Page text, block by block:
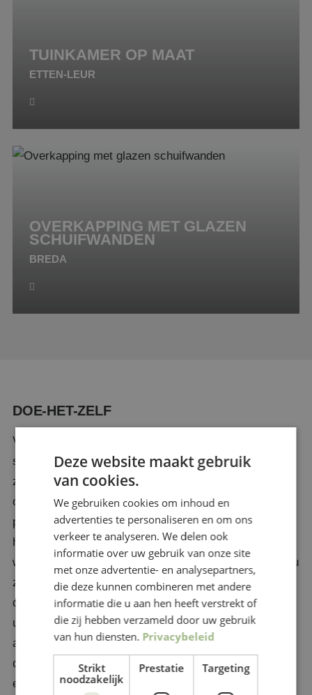
TUINKAMER OP MAAT
ETTEN-LEUR
OVERKAPPING MET GLAZEN
SCHUIFWANDEN
BREDA
DOE-HET-ZELF
Voor degenen die graag de handen uit de mouwen
steken, biedt Poppelaars Overkappingen ook doe-het-
zelf pakketten aan. Hiermee heeft u de mogelijkheid
om kosten te besparen door zelf de veranda te
plaatsen. Onze doe-het-zelf pakketten bevatten
hoogwaardige materialen en gedetailleerde instructies,
waardoor u met vertrouwen aan de slag kunt. Hoewel u
zelf de installatie op u neemt, leveren wij nog steeds
de kwaliteit waar Poppelaars om bekend staat. Mocht
u tijdens de installatie vragen hebben, dan staan wij
altijd paraat om ondersteuning te bieden. Met onze
doe-het-zelf pakketten geven wij u de vrijheid om uw
eigen buitenruimte te creëren, terwijl u geniet van de
Deze website maakt gebruik
van cookies.
We gebruiken cookies om inhoud en
advertenties te personaliseren en om ons
verkeer te analyseren. We delen ook
informatie over uw gebruik van onze site
met onze advertentie- en analysepartners,
die deze kunnen combineren met andere
informatie die u aan hen heeft verstrekt of
die zij hebben verzameld door uw gebruik
van hun diensten. Privacybeleid
Strikt
noodzakelijk
Prestatie Targeting